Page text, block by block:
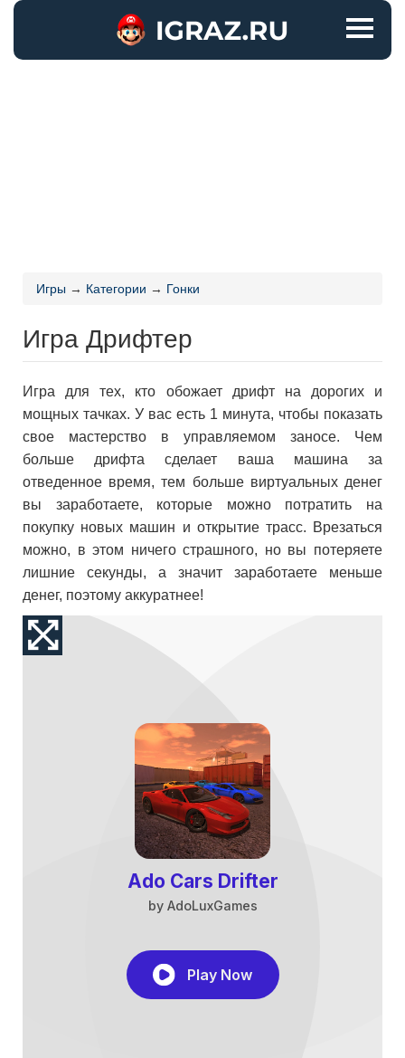
Игры → Категории → Гонки
Игра Дрифтер
Игра для тех, кто обожает дрифт на дорогих и
мощных тачках. У вас есть 1 минута, чтобы показать
свое мастерство в управляемом заносе. Чем
больше дрифта сделает ваша машина за
отведенное время, тем больше виртуальных денег
вы заработаете, которые можно потратить на
покупку новых машин и открытие трасс. Врезаться
можно, в этом ничего страшного, но вы потеряете
лишние секунды, а значит заработаете меньше
денег, поэтому аккуратнее!